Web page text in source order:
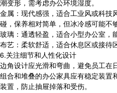
潮变形，需考虑办公环境湿度。
金属：现代感强，适合工业风或科技
碰，保养相对简单，但冰冷感可能不
玻璃：通透轻盈，适合小型办公室，
布艺：柔软舒适，适合休息区或接待区
6.关注细节和人性化设计
边角设计应光滑和弯曲，避免员工在
组合和堆叠的办公家具应有稳定装置
装置，防止抽屉掉落和受伤。